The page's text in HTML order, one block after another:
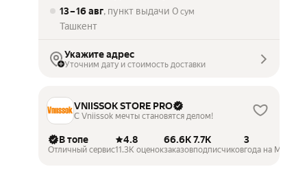
13 – 16 авг, пункт выдачи 0 сум
Ташкент
Укажите адрес
Уточним дату и стоимость доставки
VNIISSOK STORE PRO
С Vniissok мечты становятся делом!
В топе
Отличный сервис
4.8
11.3K оценок
66.6K
заказов
7.7K
подписчиков
3
года на Маркете